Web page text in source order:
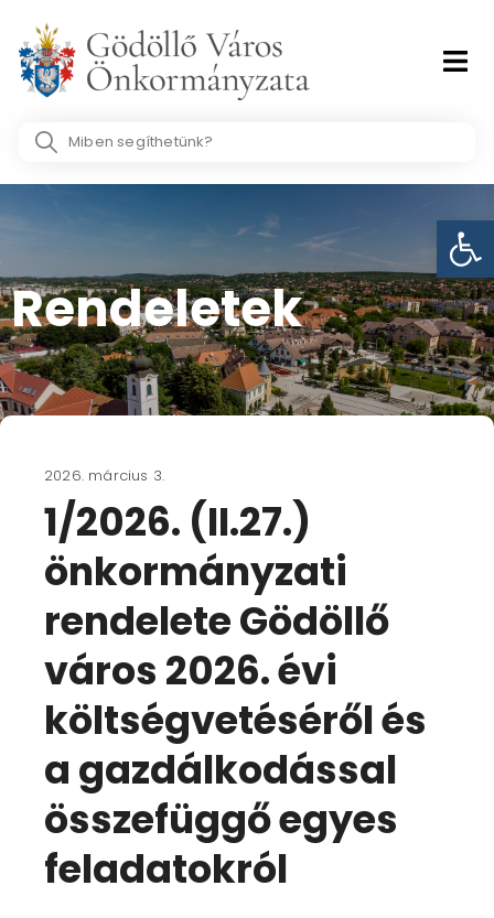
content
Search
Rendeletek
2026. március 3.
1/2026. (II.27.)
önkormányzati
rendelete Gödöllő
város 2026. évi
költségvetéséről és
a gazdálkodással
összefüggő egyes
feladatokról